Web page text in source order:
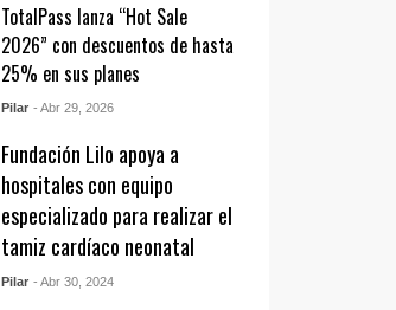
TotalPass lanza “Hot Sale
2026” con descuentos de hasta
25% en sus planes
Pilar - Abr 29, 2026
Fundación Lilo apoya a
hospitales con equipo
especializado para realizar el
tamiz cardíaco neonatal
Pilar - Abr 30, 2024